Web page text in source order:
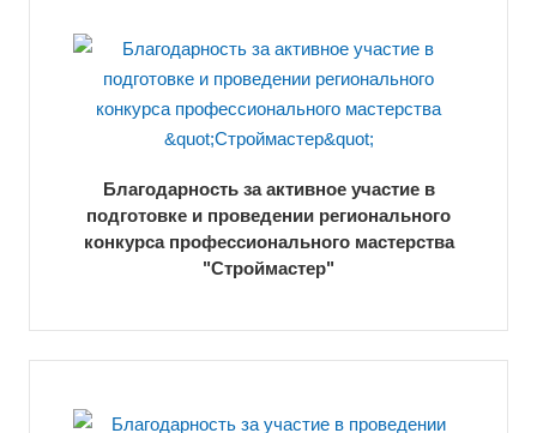
Благодарность за активное участие в
подготовке и проведении регионального
конкурса профессионального мастерства
"Строймастер"